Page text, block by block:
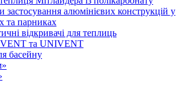
застосування алюмінієвих конструкцій у
та парниках
відкривачі для теплиць
та UNIVENT
басейну